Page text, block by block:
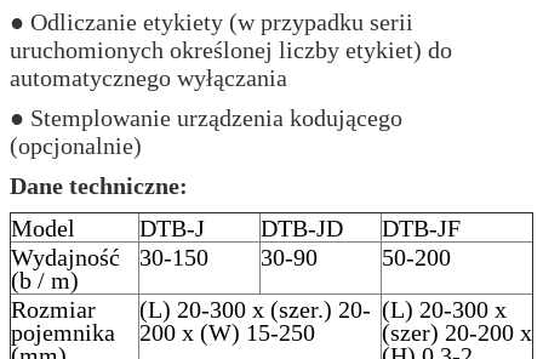
● Odliczanie etykiety (w przypadku serii
uruchomionych określonej liczby etykiet) do
automatycznego wyłączania
● Stemplowanie urządzenia kodującego
(opcjonalnie)
Dane techniczne:
Model
DTB-J DTB-JD
DTB-JF
Wydajność
(b / m)
30-150 30-90
50-200
Rozmiar
pojemnika
(L) 20-300 x (szer.) 20-
200 x (W) 15-250
(L) 20-300 x
(szer) 20-200 x